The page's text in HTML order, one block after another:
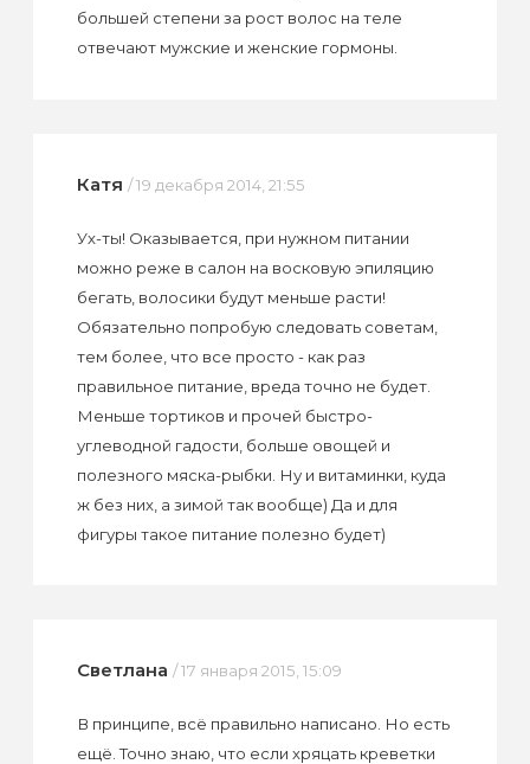
большей степени за рост волос на теле
отвечают мужские и женские гормоны.
Катя / 19 декабря 2014, 21:55
Ух-ты! Оказывается, при нужном питании
можно реже в салон на восковую эпиляцию
бегать, волосики будут меньше расти!
Обязательно попробую следовать советам,
тем более, что все просто - как раз
правильное питание, вреда точно не будет.
Меньше тортиков и прочей быстро-
углеводной гадости, больше овощей и
полезного мяска-рыбки. Ну и витаминки, куда
ж без них, а зимой так вообще) Да и для
фигуры такое питание полезно будет)
Светлана / 17 января 2015, 15:09
В принципе, всё правильно написано. Но есть
ещё. Точно знаю, что если хряцать креветки